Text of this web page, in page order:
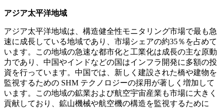
アジア太平洋地域
アジア太平洋地域は、構造健全性モニタリング市場で最も急
速に成長している地域であり、市場シェアの約35％を占めて
います。この地域の急速な都市化と工業化は成長の主な原動
力であり、中国やインドなどの国はインフラ開発に多額の投
資を行っています。中国では、新しく建設された橋や建物を
監視するための SHM テクノロジーの採用が著しく増加して
います。この地域の鉱業および航空宇宙産業も市場に大きく
貢献しており、鉱山機械や航空機の構造を監視するために